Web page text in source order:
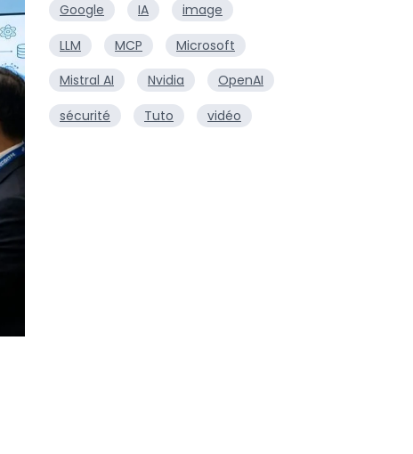
Google
IA
image
LLM
MCP
Microsoft
Mistral AI
Nvidia
OpenAI
sécurité
Tuto vidéo